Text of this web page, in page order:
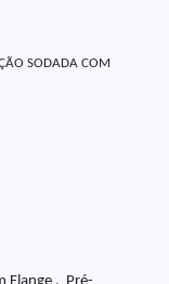
SODADA COM